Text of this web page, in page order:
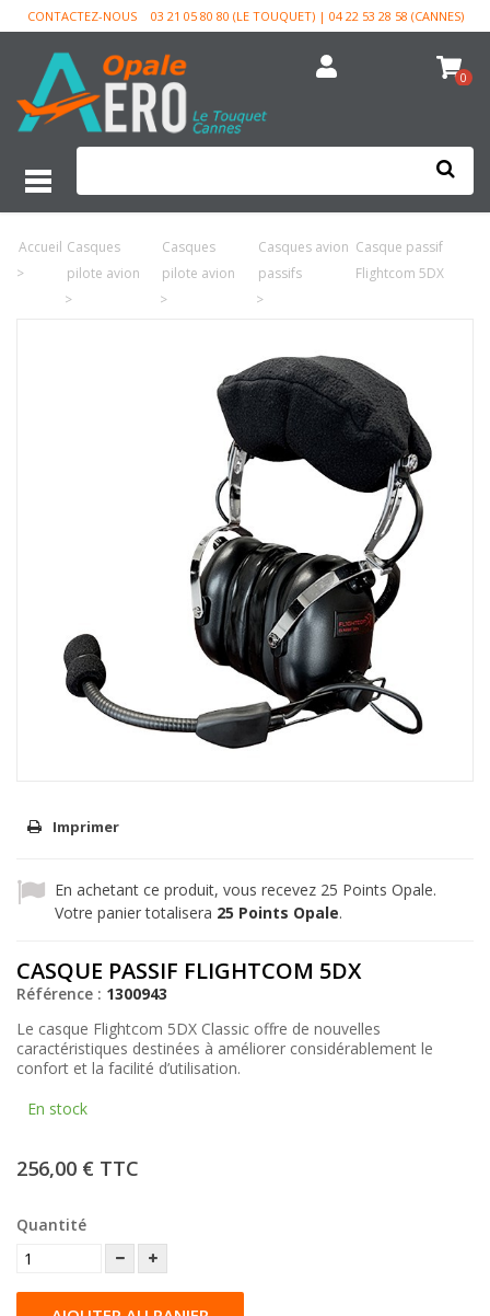
CONTACTEZ-NOUS 03 21 05 80 80 (LE TOUQUET) | 04 22 53 28 58 (CANNES)
0
Accueil
>
Casques
pilote avion
>
Casques
pilote avion
>
Casques avion
passifs
>
Casque passif
Flightcom 5DX
Imprimer
En achetant ce produit, vous recevez 25 Points Opale.
Votre panier totalisera 25 Points Opale.
CASQUE PASSIF FLIGHTCOM 5DX
Référence : 1300943
Le casque Flightcom 5DX Classic offre de nouvelles
caractéristiques destinées à améliorer considérablement le
confort et la facilité d’utilisation.
En stock
256,00 € TTC
Quantité